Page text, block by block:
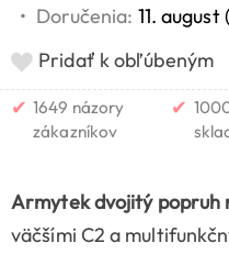
• Doručenia: 11.
Pridať k obľúbeným
✔ 1649 názory
zákazníkov
✔
Armytek dvojitý popruh
väčšími C2 a